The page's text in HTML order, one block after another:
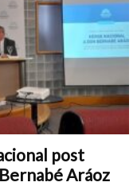
post
Aráoz